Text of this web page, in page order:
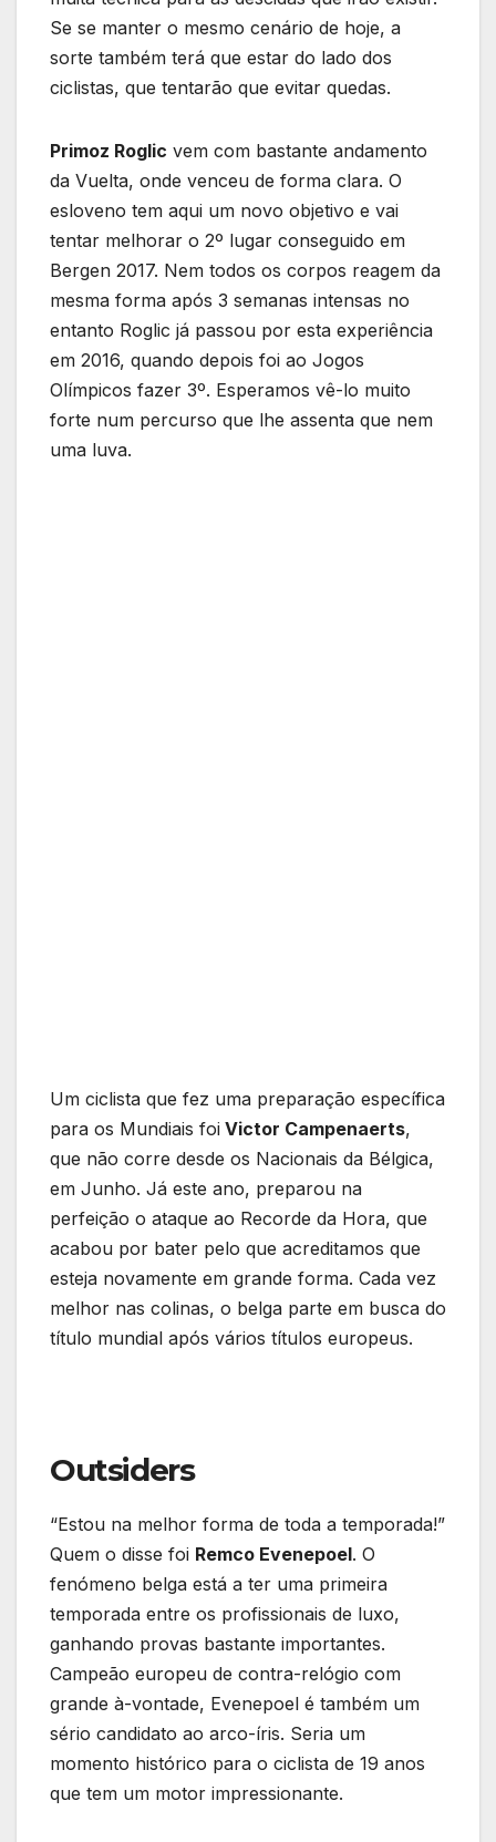
Se se manter o mesmo cenário de hoje, a
sorte também terá que estar do lado dos
ciclistas, que tentarão que evitar quedas.
Primoz Roglic vem com bastante andamento
da Vuelta, onde venceu de forma clara. O
esloveno tem aqui um novo objetivo e vai
tentar melhorar o 2º lugar conseguido em
Bergen 2017. Nem todos os corpos reagem da
mesma forma após 3 semanas intensas no
entanto Roglic já passou por esta experiência
em 2016, quando depois foi ao Jogos
Olímpicos fazer 3º. Esperamos vê-lo muito
forte num percurso que lhe assenta que nem
uma luva.
Um ciclista que fez uma preparação específica
para os Mundiais foi Victor Campenaerts,
que não corre desde os Nacionais da Bélgica,
em Junho. Já este ano, preparou na
perfeição o ataque ao Recorde da Hora, que
acabou por bater pelo que acreditamos que
esteja novamente em grande forma. Cada vez
melhor nas colinas, o belga parte em busca do
título mundial após vários títulos europeus.
Outsiders
“Estou na melhor forma de toda a temporada!”
Quem o disse foi Remco Evenepoel. O
fenómeno belga está a ter uma primeira
temporada entre os profissionais de luxo,
ganhando provas bastante importantes.
Campeão europeu de contra-relógio com
grande à-vontade, Evenepoel é também um
sério candidato ao arco-íris. Seria um
momento histórico para o ciclista de 19 anos
que tem um motor impressionante.